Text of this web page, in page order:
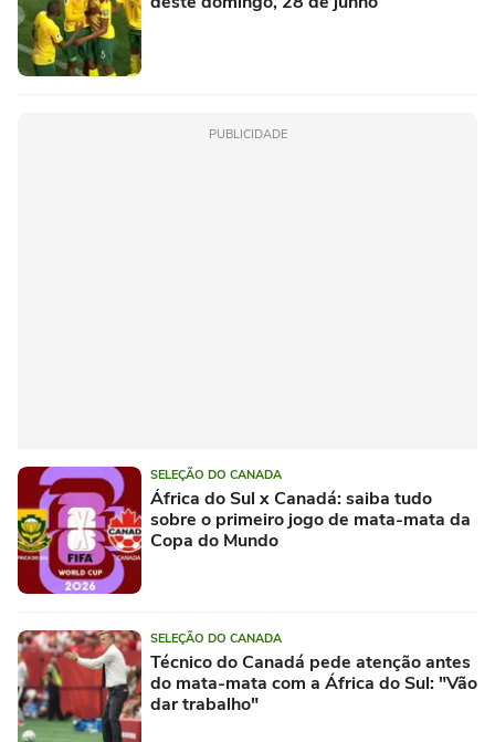
PUBLICIDADE
SELEÇÃO DO CANADA
África do Sul x Canadá: saiba tudo
sobre o primeiro jogo de mata-mata da
Copa do Mundo
SELEÇÃO DO CANADA
Técnico do Canadá pede atenção antes
do mata-mata com a África do Sul: "Vão
dar trabalho"